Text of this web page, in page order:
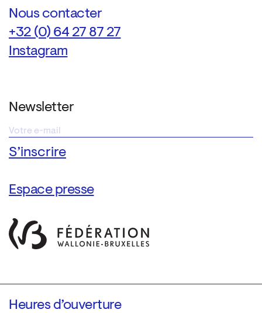
Nous contacter
+32 (0) 64 27 87 27
Instagram
Newsletter
Espace presse
Heures d’ouverture